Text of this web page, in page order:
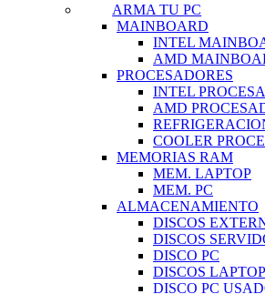
ARMA TU PC
MAINBOARD
INTEL
AMD
PROCESADORES
INTEL
AMD
COOLER
MEMORIAS RAM
MEM. LAPTOP
MEM. PC
ALMACENAMIENTO
DISCOS
DISCOS
DISCO PC
DISCOS
DISCO PC